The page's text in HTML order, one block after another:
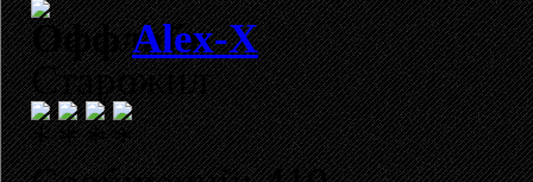
Alex-X
Старожил